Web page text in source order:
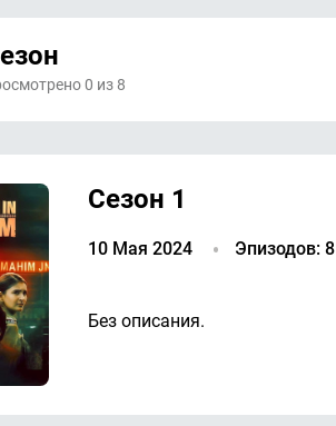
0 из 8
Сезон 1
10 Мая 2024 Эпизодов: 8
Без описания.